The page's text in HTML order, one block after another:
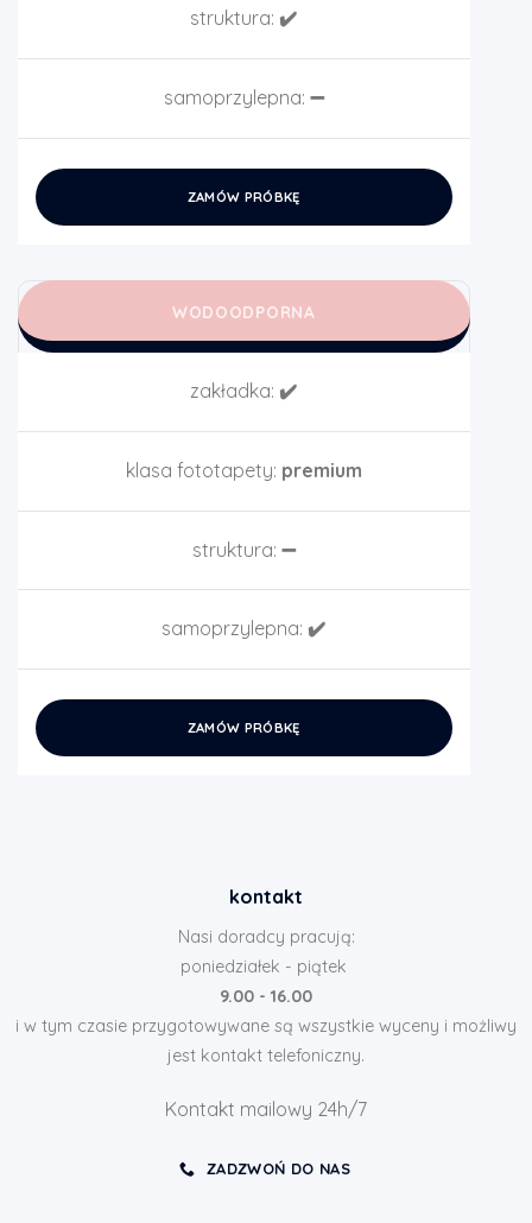
struktura: ✔️
samoprzylepna: ➖
ZAMÓW PRÓBKĘ
WODOODPORNA
zakładka: ✔️
klasa fototapety: premium
struktura: ➖
samoprzylepna: ✔️
ZAMÓW PRÓBKĘ
kontakt
Nasi doradcy pracują:
poniedziałek - piątek
9.00 - 16.00
i w tym czasie przygotowywane są wszystkie wyceny i możliwy
jest kontakt telefoniczny.
Kontakt mailowy 24h/7
ZADZWOŃ DO NAS